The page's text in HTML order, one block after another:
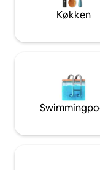
til fods, og
destinationer.Køkken